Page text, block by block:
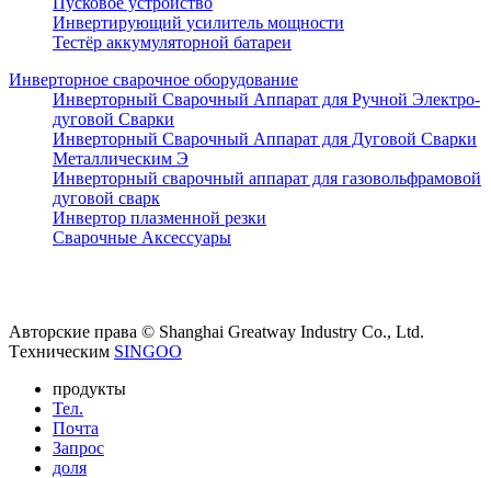
Инвертирующий усилитель мощности
Тестёр аккумуляторной батареи
Инверторное сварочное оборудование
Инверторный Сварочный Аппарат для Ручной Электро-
дуговой Сварки
Инверторный Сварочный Аппарат для Дуговой Сварки
Металлическим Э
Инверторный сварочный аппарат для газовольфрамовой
дуговой сварк
Инвертор плазменной резки
Сварочные Аксессуары
Авторские права © Shanghai Greatway Industry Co., Ltd.
Tехническим SINGOO
продукты
Тел.
Почта
Запрос
доля